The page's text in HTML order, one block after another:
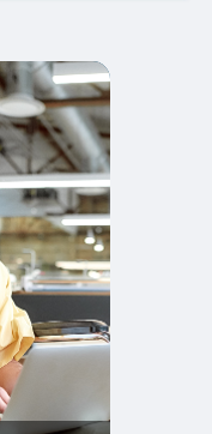
privado
do sistema
da dimensão
de
desigualdade
de
sustentável.
e a
relevantes em
os avanços em